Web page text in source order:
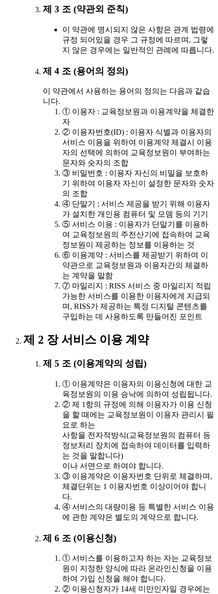
제 3 조 (약관외 준칙)
이 약관에 명시되지 않은 사항은 관계 법령에
규정 되어있을 경우 그 규정에 따르며, 그렇
지 않은 경우에는 일반적인 관례에 따릅니다.
제 4 조 (용어의 정의)
이 약관에서 사용하는 용어의 정의는 다음과 같습
니다.
① 이용자 : 교육정보원과 이용계약을 체결한
자
② 이용자번호(ID) : 이용자 식별과 이용자의
서비스 이용을 위하여 이용계약 체결시 이용
자의 선택에 의하여 교육정보원이 부여하는
문자와 숫자의 조합
③ 비밀번호 : 이용자 자신의 비밀을 보호하
기 위하여 이용자 자신이 설정한 문자와 숫자
의 조합
④ 단말기 : 서비스 제공을 받기 위해 이용자
가 설치한 개인용 컴퓨터 및 모뎀 등의 기기
⑤ 서비스 이용 : 이용자가 단말기를 이용하
여 교육정보원의 주전산기에 접속하여 교육
정보원이 제공하는 정보를 이용하는 것
⑥ 이용계약 : 서비스를 제공받기 위하여 이
약관으로 교육정보원과 이용자간의 체결하
는 계약을 말함
⑦ 마일리지 : RISS 서비스 중 마일리지 적립
가능한 서비스를 이용한 이용자에게 지급되
며, RISS가 제공하는 특정 디지털 콘텐츠를
구입하는 데 사용하도록 만들어진 포인트
제 2 장 서비스 이용 계약
제 5 조 (이용계약의 성립)
① 이용계약은 이용자의 이용신청에 대한 교
육정보원의 이용 승낙에 의하여 성립됩니다.
② 제 1항의 규정에 의해 이용자가 이용 신청
을 할 때에는 교육정보원이 이용자 관리시 필
요로 하는
사항을 전자적방식(교육정보원의 컴퓨터 등
정보처리 장치에 접속하여 데이터를 입력하
는 것을 말합니다)
이나 서면으로 하여야 합니다.
③ 이용계약은 이용자번호 단위로 체결하며,
체결단위는 1 이용자번호 이상이어야 합니
다.
④ 서비스의 대량이용 등 특별한 서비스 이용
에 관한 계약은 별도의 계약으로 합니다.
제 6 조 (이용신청)
① 서비스를 이용하고자 하는 자는 교육정보
원이 지정한 양식에 따라 온라인신청을 이용
하여 가입 신청을 해야 합니다.
② 이용신청자가 14세 미만인자일 경우에는